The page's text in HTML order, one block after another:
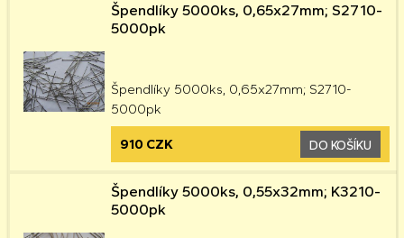
Špendlíky 5000ks, 0,65x27mm; S2710-
5000pk
Špendlíky 5000ks, 0,65x27mm; S2710-
5000pk
910 CZK DO KOŠÍKU
Špendlíky 5000ks, 0,55x32mm; K3210-
5000pk